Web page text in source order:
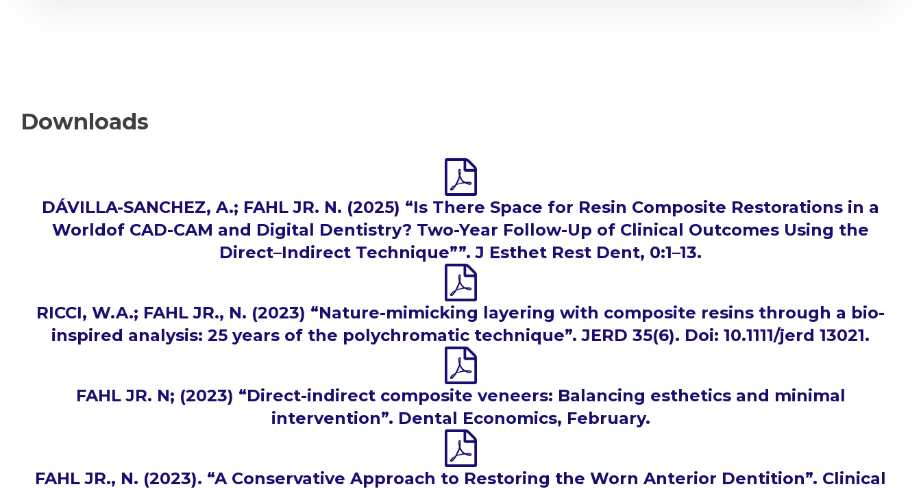
Downloads
DÁVILLA-SANCHEZ, A.; FAHL JR. N. (2025) “Is There Space for Resin Composite Restorations in a
Worldof CAD-CAM and Digital Dentistry? Two-Year Follow-Up of Clinical Outcomes Using the
Direct–Indirect Technique””. J Esthet Rest Dent, 0:1–13.
RICCI, W.A.; FAHL JR., N. (2023) “Nature-mimicking layering with composite resins through a bio-
inspired analysis: 25 years of the polychromatic technique”. JERD 35(6). Doi: 10.1111/jerd 13021.
FAHL JR. N; (2023) “Direct-indirect composite veneers: Balancing esthetics and minimal
intervention”. Dental Economics, February.
FAHL JR., N. (2023). “A Conservative Approach to Restoring the Worn Anterior Dentition”. Clinical